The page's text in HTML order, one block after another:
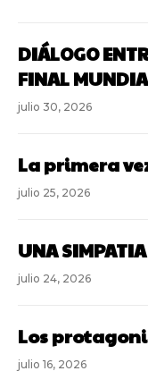
DIÁLOGO
FINAL
julio 30, 2026
La primera
julio 25, 2026
UNA
julio 24, 2026
Los
julio 16, 2026